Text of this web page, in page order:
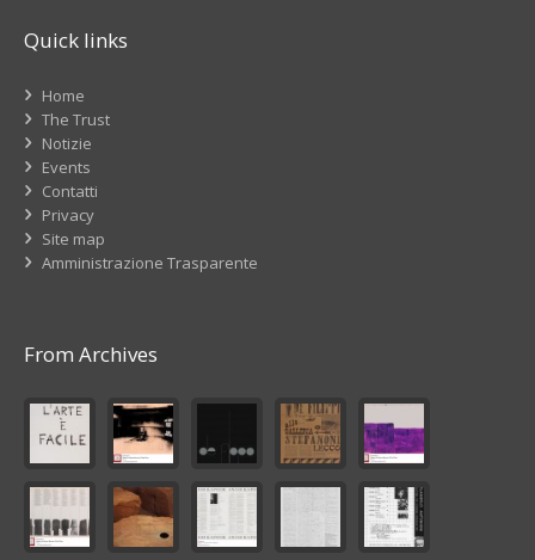
Quick links
Home
The Trust
Notizie
Events
Contatti
Privacy
Site map
Amministrazione Trasparente
From Archives